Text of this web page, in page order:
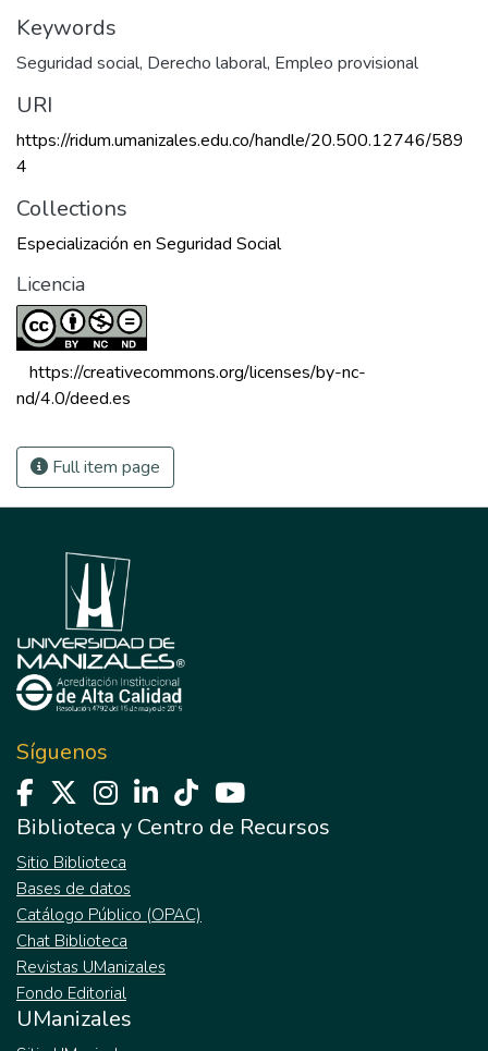
Keywords
Seguridad social, Derecho laboral, Empleo provisional
URI
https://ridum.umanizales.edu.co/handle/20.500.12746/589
4
Collections
Especialización en Seguridad Social
Licencia
https://creativecommons.org/licenses/by-nc-
nd/4.0/deed.es
Full item page
Síguenos
Biblioteca y Centro de Recursos
Sitio Biblioteca
Bases de datos
Catálogo Público (OPAC)
Chat Biblioteca
Revistas UManizales
Fondo Editorial
UManizales